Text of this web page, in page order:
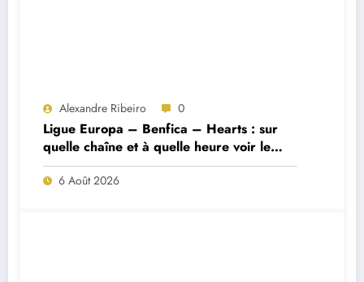
Alexandre Ribeiro 0
Ligue Europa – Benfica – Hearts : sur
quelle chaîne et à quelle heure voir le
match ?
6 Août 2026